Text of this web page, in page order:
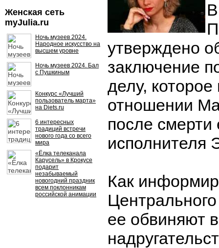
Женская сеть
myJulia.ru
Ночь музеев 2024.
Народное искусство на
высшем уровне
Ночь музеев 2024. Бал
с Пушкиным
Конкурс «Лучший
пользователь марта»
на Diets.ru
6 интересных
традиций встречи
нового года со всего
мира
«Ёлка телеканала
Карусель» в Крокусе
подарит
незабываемый
новогодний праздник
всем поклонникам
российской анимации
утверждено
заключение
делу,
отношении
после смерти
исполнителя
Как
ее обвиняют